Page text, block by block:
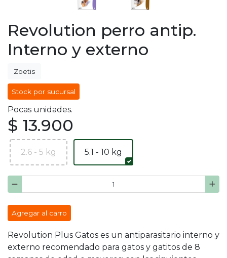
Revolution perro antip.
Interno y externo
Zoetis
Stock por sucursal
Pocas unidades.
$ 13.900
2.6 - 5 kg 5.1 - 10 kg
Agregar al carro
Revolution Plus Gatos es un antiparasitario interno y
externo recomendado para gatos y gatitos de 8